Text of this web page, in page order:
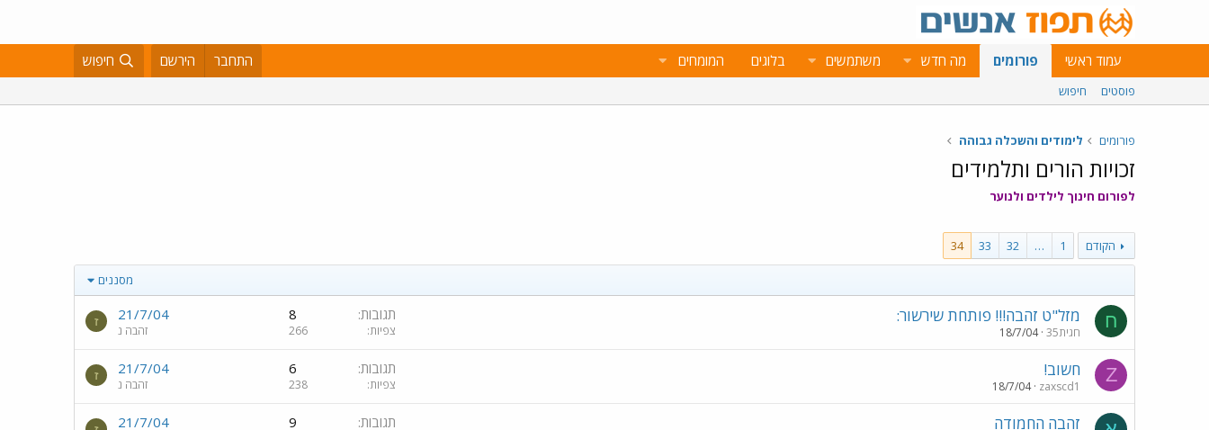
עמוד ראשי פורומים מה חדש משתמשים בלוגים המומחים התחבר הירשם חיפוש
פוסטים חיפוש
פורומים לימודים והשכלה גבוהה
זכויות הורים ותלמידים
לפורום חינוך לילדים ולנוער
הקודם 1
…
32
33
34
מסננים
ח מזל"ט זהבה!!! פותחת שירשור:
חגית35 18/7/04
תגובות 8
צפיות 266
21/7/04
זהבה נ
ז
Z חשוב!
zaxscd1
18/7/04
תגובות 6
צפיות 238
21/7/04
זהבה נ
ז
זהבה החמודה תגובות 9
21/7/04